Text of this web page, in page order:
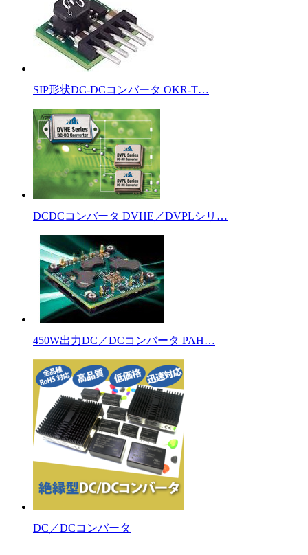
SIP形状DC-DCコンバータ OKR-T…
DCDCコンバータ DVHE／DVPLシリ…
450W出力DC／DCコンバータ PAH…
DC／DCコンバータ